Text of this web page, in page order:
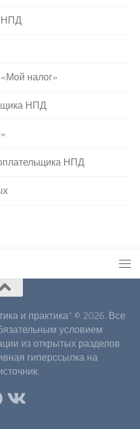
НПД
налог»
НПД
НПД
и практика" © 2026. Все
условием
из открытых разделов
гиперссылка на